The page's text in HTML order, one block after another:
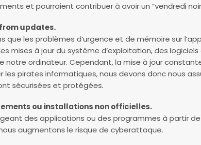
et pourraient contribuer à avoir un “vendredi
updates.
que les problèmes d’urgence et de mémoire sur
mises à jour du système d’exploitation, des logiciels
notre ordinateur. Cependant, la mise à jour
les pirates informatiques, nous devons donc nous
sécurisées et protégées.
ou installations non officielles.
des applications ou des programmes à partir
augmentons le risque de cyberattaque.